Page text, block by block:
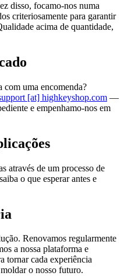
disso, focamo-nos numa
criteriosamente para garantir
acima de quantidade,
com uma encomenda?
[at] highkeyshop.com —
e empenhamo-nos em
através de um processo de
o que esperar antes e
Renovamos regularmente
a nossa plataforma e
tornar cada experiência
o nosso futuro.